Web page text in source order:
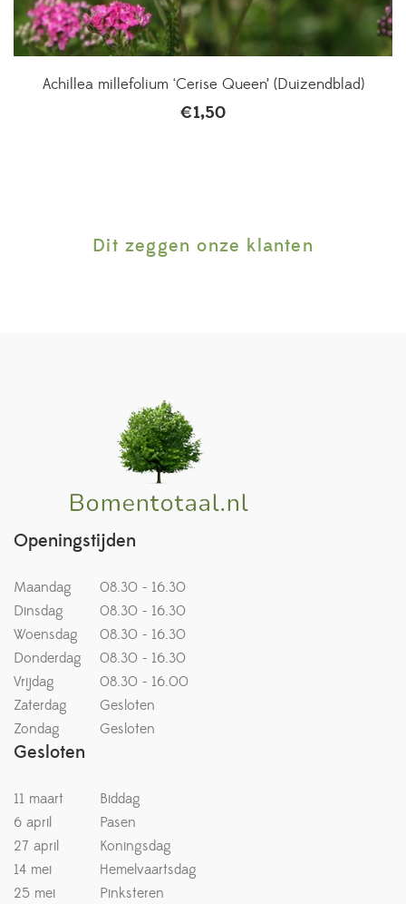
Achillea millefolium ‘Cerise Queen’ (Duizendblad)
€1,50
Dit zeggen onze klanten
Openingstijden
Maandag
08.30 - 16.30
Dinsdag
08.30 - 16.30
Woensdag
08.30 - 16.30
Donderdag
08.30 - 16.30
Vrijdag
08.30 - 16.00
Zaterdag
Gesloten
Zondag
Gesloten
Gesloten
11 maart
Biddag
6 april
Pasen
27 april
Koningsdag
14 mei
Hemelvaartsdag
25 mei
Pinksteren